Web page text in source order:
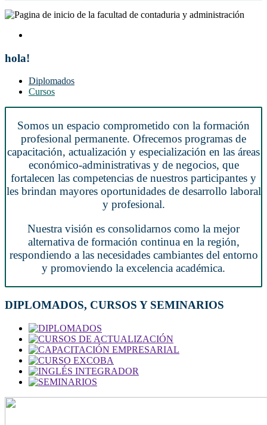
hola!
Diplomados
Cursos
Somos un espacio comprometido con la formación
profesional permanente. Ofrecemos programas de
capacitación, actualización y especialización en las áreas
económico-administrativas y de negocios, que
fortalecen las competencias de nuestros participantes y
les brindan mayores oportunidades de desarrollo laboral
y profesional.
Nuestra visión es consolidarnos como la mejor
alternativa de formación continua en la región,
respondiendo a las necesidades cambiantes del entorno
y promoviendo la excelencia académica.
DIPLOMADOS, CURSOS Y SEMINARIOS